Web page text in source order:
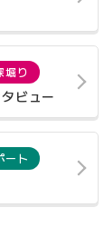
堀り
ビュー
ート